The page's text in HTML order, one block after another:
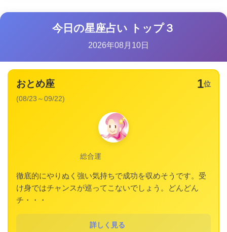
今日の星座占い トップ３
2026年08月10日
1位
おとめ座
(08/23～09/22)
総合運
徹底的にやりぬく強い気持ちで成功を収めそうです。受
け身ではチャンスが巡ってこないでしょう。どんどん
チ・・・
詳しく見る